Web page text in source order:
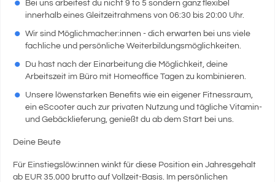
Bei uns arbeitest du nicht 9 to 5 sondern ganz flexibel
innerhalb eines Gleitzeitrahmens von 06:30 bis 20:00 Uhr.
Wir sind Möglichmacher:innen - dich erwarten bei uns viele
fachliche und persönliche Weiterbildungsmöglichkeiten.
Du hast nach der Einarbeitung die Möglichkeit, deine
Arbeitszeit im Büro mit Homeoffice Tagen zu kombinieren.
Unsere löwenstarken Benefits wie ein eigener Fitnessraum,
ein eScooter auch zur privaten Nutzung und tägliche Vitamin-
und Gebäcklieferung, genießt du ab dem Start bei uns.
Deine Beute
Für Einstiegslöw:innen winkt für diese Position ein Jahresgehalt
ab EUR 35.000 brutto auf Vollzeit-Basis. Im persönlichen